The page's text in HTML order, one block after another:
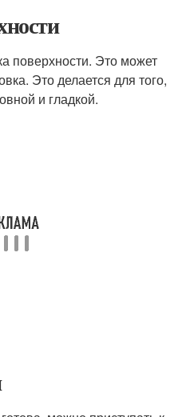
поверхности. Это может
Это делается для того,
и гладкой.